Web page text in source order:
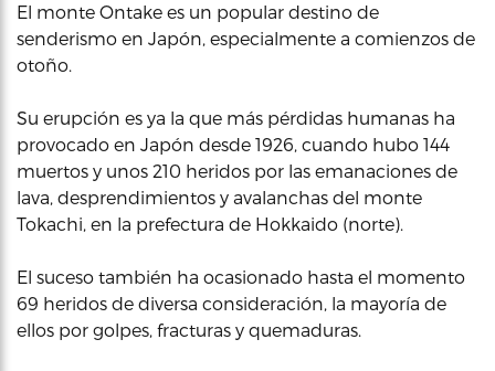
El monte Ontake es un popular destino de
senderismo en Japón, especialmente a comienzos de
otoño.
Su erupción es ya la que más pérdidas humanas ha
provocado en Japón desde 1926, cuando hubo 144
muertos y unos 210 heridos por las emanaciones de
lava, desprendimientos y avalanchas del monte
Tokachi, en la prefectura de Hokkaido (norte).
El suceso también ha ocasionado hasta el momento
69 heridos de diversa consideración, la mayoría de
ellos por golpes, fracturas y quemaduras.